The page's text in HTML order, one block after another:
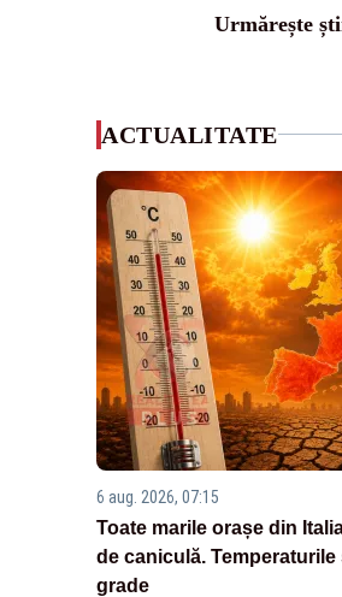
Urmărește
ACTUALITATE
6 aug. 2026, 07:15
Toate marile orașe din
de caniculă.
grade